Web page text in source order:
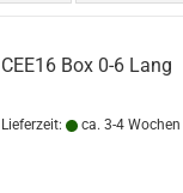
CEE16 Box 0-6 Lang
Lieferzeit: ca. 3-4 Wochen